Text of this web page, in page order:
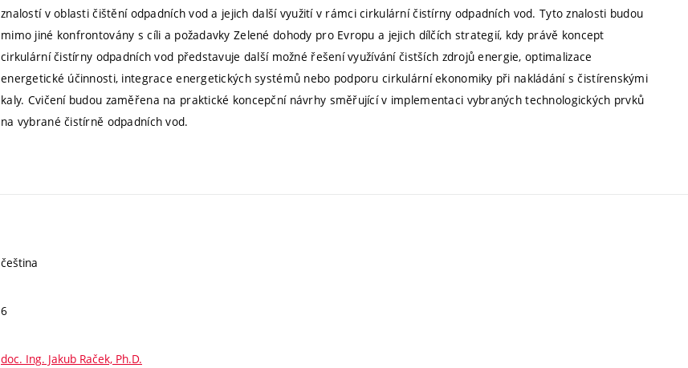
znalostí v oblasti čištění odpadních vod a jejich další využití v rámci cirkulární čistírny odpadních vod. Tyto znalosti budou
mimo jiné konfrontovány s cíli a požadavky Zelené dohody pro Evropu a jejich dílčích strategií, kdy právě koncept
cirkulární čistírny odpadních vod představuje další možné řešení využívání čistších zdrojů energie, optimalizace
energetické účinnosti, integrace energetických systémů nebo podporu cirkulární ekonomiky při nakládání s čistírenskými
kaly. Cvičení budou zaměřena na praktické koncepční návrhy směřující v implementaci vybraných technologických prvků
na vybrané čistírně odpadních vod.
čeština
6
doc. Ing. Jakub Raček, Ph.D.